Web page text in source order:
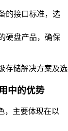
的接口标准，选
硬盘产品，确保
中的优势
，主要体现在以